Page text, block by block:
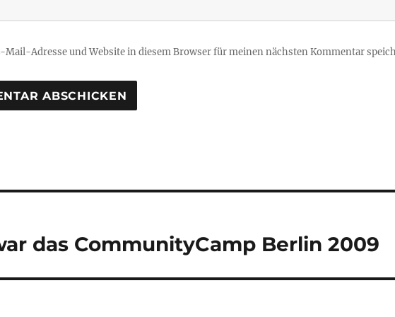
Mail-Adresse und Website in diesem Browser für meinen nächsten Kommentar
das CommunityCamp Berlin 2009